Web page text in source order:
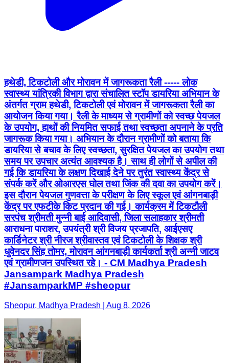
हथेडी, टिकटोली और मोरावन में जागरूकता रैली ----- लोक
स्वास्थ्य यांत्रिकी विभाग द्वारा संचालित स्टॉप डायरिया अभियान के
अंतर्गत ग्राम हथेडी, टिकटोली एवं मोरावन में जागरूकता रैली का
आयोजन किया गया। रैली के माध्यम से ग्रामीणों को स्वच्छ पेयजल
के उपयोग, हाथों की नियमित सफाई तथा स्वच्छता अपनाने के प्रति
जागरूक किया गया। अभियान के दौरान ग्रामीणों को बताया कि
डायरिया से बचाव के लिए स्वच्छता, सुरक्षित पेयजल का उपयोग तथा
समय पर उपचार अत्यंत आवश्यक है। साथ ही लोगों से अपील की
गई कि डायरिया के लक्षण दिखाई देने पर तुरंत स्वास्थ्य केंद्र से
संपर्क करें और ओआरएस घोल तथा जिंक की दवा का उपयोग करें।
इस दौरान पेयजल गुणवत्ता के परीक्षण के लिए स्कूल एवं आंगनबाड़ी
केंद्र पर एफटीके किट प्रदान की गई। कार्यक्रम में टिकटौली
सरपंच श्रीमती मुन्नी बाई आदिवासी, जिला सलाहकार श्रीमती
आराधना पाराशर, उपयंत्री श्री विजय प्रजापति, आईएसए
कार्डिनेटर श्री नीरज श्रीवास्तव एवं टिकटोली के शिक्षक श्री
धुवेनदर सिंह तोमर, मोरावन आंगनबाड़ी कार्यकर्ता श्री अन्नी जाटव
एवं ग्रामीणजन उपस्थित रहे। - CM Madhya Pradesh
Jansampark Madhya Pradesh
#JansamparkMP #sheopur
Sheopur, Madhya Pradesh | Aug 8, 2026